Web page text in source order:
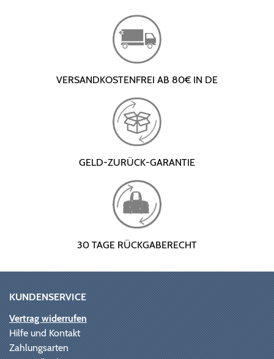
VERSANDKOSTENFREI AB 80€ IN DE
GELD-ZURÜCK-GARANTIE
30 TAGE RÜCKGABERECHT
KUNDENSERVICE
Vertrag widerrufen
Hilfe und Kontakt
Zahlungsarten